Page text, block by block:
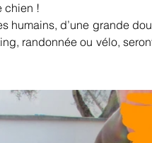
!
humains, d’une grande
randonnée ou vélo,